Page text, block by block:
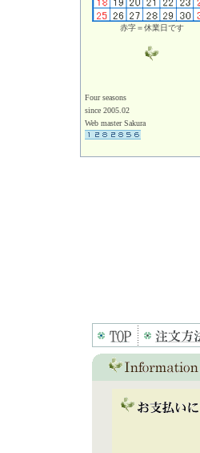
赤字＝休業日です
Four seasons
since 2005.02
Web master Sakura